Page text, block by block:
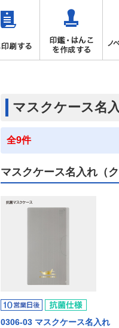
マスクケース名
全9件
マスクケース名入れ（
0306-03 マスクケース名入れ